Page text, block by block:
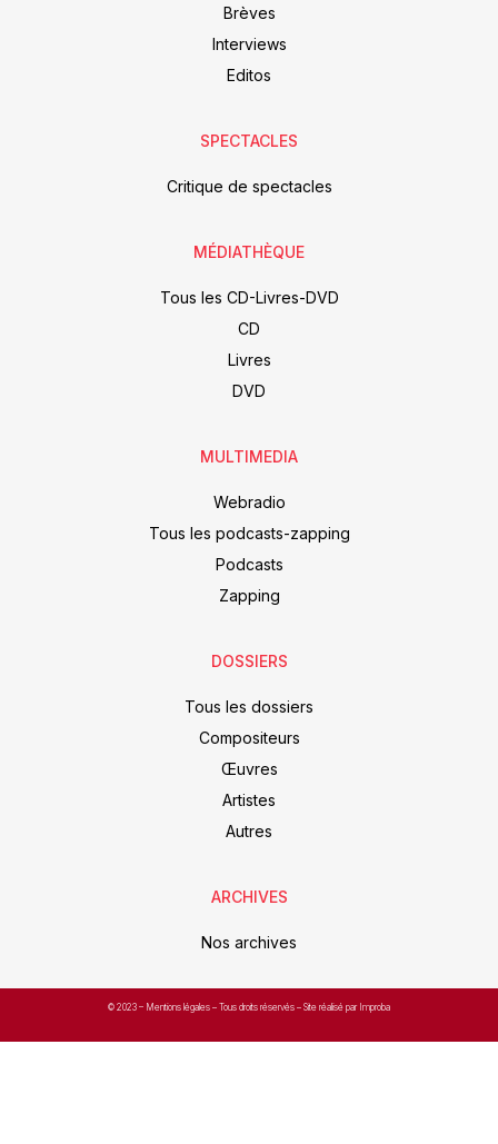
Brèves
Interviews
Editos
SPECTACLES
Critique de spectacles
MÉDIATHÈQUE
Tous les CD-Livres-DVD
CD
Livres
DVD
MULTIMEDIA
Webradio
Tous les podcasts-zapping
Podcasts
Zapping
DOSSIERS
Tous les dossiers
Compositeurs
Œuvres
Artistes
Autres
ARCHIVES
Nos archives
© 2023 – Mentions légales – Tous droits réservés – Site réalisé par Improba